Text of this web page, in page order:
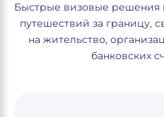
Быстрые визовые решения
путешествий за границу,
на жительство,
банковских